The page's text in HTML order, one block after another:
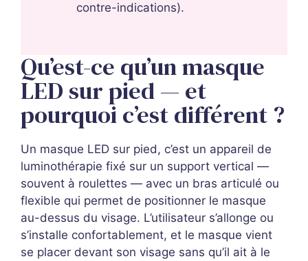
contre-indications).
Qu’est-ce qu’un masque
LED sur pied — et
pourquoi c’est différent ?
Un masque LED sur pied, c’est un appareil de
luminothérapie fixé sur un support vertical —
souvent à roulettes — avec un bras articulé ou
flexible qui permet de positionner le masque
au-dessus du visage. L’utilisateur s’allonge ou
s’installe confortablement, et le masque vient
se placer devant son visage sans qu’il ait à le